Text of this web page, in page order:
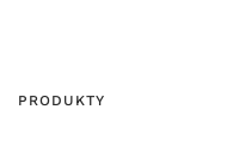
PRODUKTY